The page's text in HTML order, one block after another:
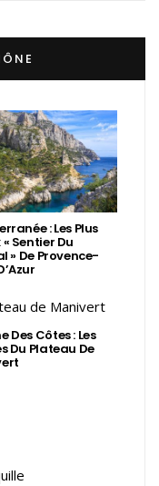
: Les Plus
« Sentier Du
» De Provence-
Des Côtes : Les
Du Plateau De